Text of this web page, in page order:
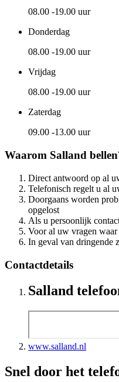
08.00 -19.00 uur
Donderdag
08.00 -19.00 uur
Vrijdag
08.00 -19.00 uur
Zaterdag
09.00 -13.00 uur
Waarom Salland
Direct antwoord op al
Telefonisch regelt u al
Doorgaans worden
opgelost
Als u persoonlijk
Voor al uw vragen
In geval van dringende
Contactdetails
Salland
www.salland.nl
Snel door het